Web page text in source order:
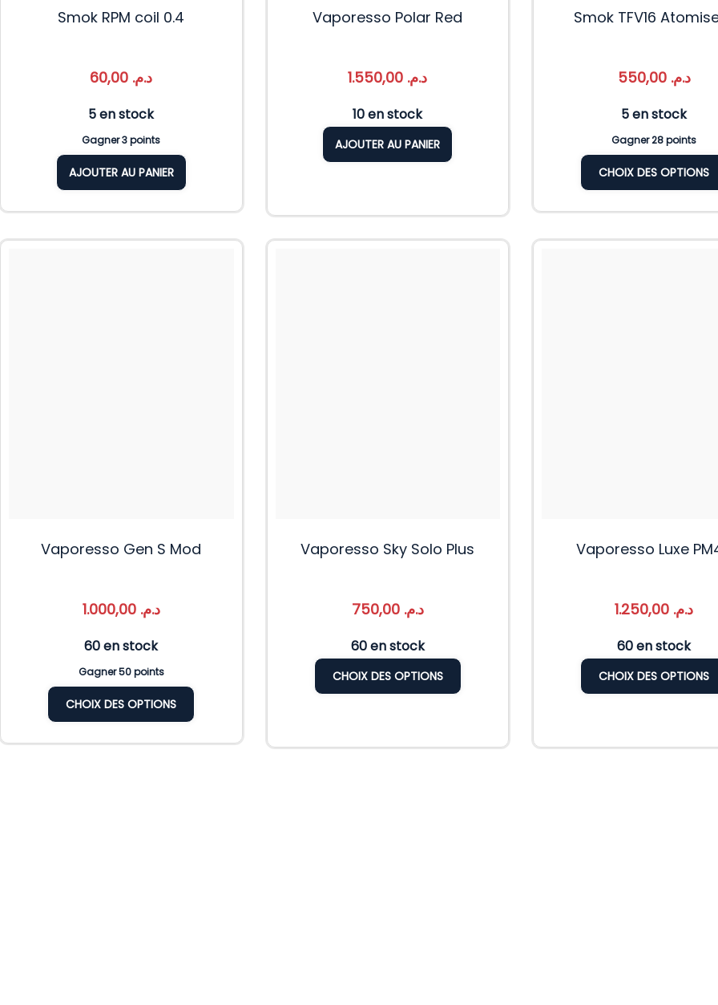
Smok RPM coil 0.4
د.م.
5 en stock
Gagner 3 points
AJOUTER AU PANIER
Vaporesso Polar Red
د.م.
10 en stock
AJOUTER AU PANIER
Smok TFV16
د.م. 550,00
5 en stock
Gagner 28 points
CHOIX DES OPTIONS
Vaporesso Gen S Mod
د.م. 1.000,00
60 en stock
Gagner 50 points
CHOIX DES OPTIONS
Vaporesso Sky Solo Plus
د.م. 750,00
60 en stock
CHOIX DES OPTIONS
Vaporesso Luxe
د.م.
60 en stock
CHOIX DES OPTIONS